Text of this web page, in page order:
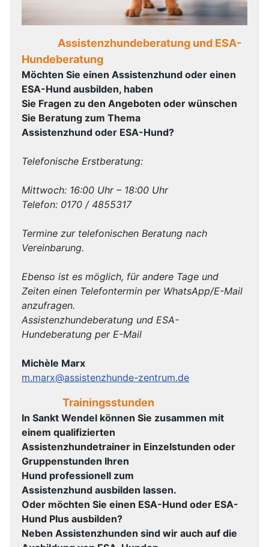
Assistenzhundeberatung und ESA-
Hundeberatung
Möchten Sie einen Assistenzhund oder einen
ESA-Hund ausbilden, haben
Sie Fragen zu den Angeboten oder wünschen
Sie Beratung zum Thema
Assistenzhund oder ESA-Hund?
Telefonische Erstberatung:
Mittwoch: 16:00 Uhr – 18:00 Uhr
Telefon: 0170 / 4855317
Termine zur telefonischen Beratung nach
Vereinbarung.
Ebenso ist es möglich, für andere Tage und
Zeiten einen Telefontermin per WhatsApp/E-Mail
anzufragen.
Assistenzhundeberatung und ESA-
Hundeberatung per E-Mail
Michèle Marx
m.marx@assistenzhunde-zentrum.de
Trainingsstunden
In Sankt Wendel können Sie zusammen mit
einem qualifizierten
Assistenzhundetrainer in Einzelstunden oder
Gruppenstunden Ihren
Hund professionell zum
Assistenzhund ausbilden lassen.
Oder möchten Sie einen ESA-Hund oder ESA-
Hund Plus ausbilden?
Neben Assistenzhunden sind wir auch auf die